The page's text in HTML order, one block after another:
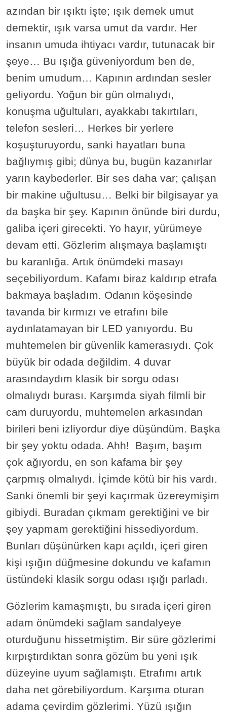
azından bir ışıktı işte; ışık demek umut
demektir, ışık varsa umut da vardır. Her
insanın umuda ihtiyacı vardır, tutunacak bir
şeye… Bu ışığa güveniyordum ben de,
benim umudum… Kapının ardından sesler
geliyordu. Yoğun bir gün olmalıydı,
konuşma uğultuları, ayakkabı takırtıları,
telefon sesleri… Herkes bir yerlere
koşuşturuyordu, sanki hayatları buna
bağlıymış gibi; dünya bu, bugün kazanırlar
yarın kaybederler. Bir ses daha var; çalışan
bir makine uğultusu… Belki bir bilgisayar ya
da başka bir şey. Kapının önünde biri durdu,
galiba içeri girecekti. Yo hayır, yürümeye
devam etti. Gözlerim alışmaya başlamıştı
bu karanlığa. Artık önümdeki masayı
seçebiliyordum. Kafamı biraz kaldırıp etrafa
bakmaya başladım. Odanın köşesinde
tavanda bir kırmızı ve etrafını bile
aydınlatamayan bir LED yanıyordu. Bu
muhtemelen bir güvenlik kamerasıydı. Çok
büyük bir odada değildim. 4 duvar
arasındaydım klasik bir sorgu odası
olmalıydı burası. Karşımda siyah filmli bir
cam duruyordu, muhtemelen arkasından
birileri beni izliyordur diye düşündüm. Başka
bir şey yoktu odada. Ahh! Başım, başım
çok ağıyordu, en son kafama bir şey
çarpmış olmalıydı. İçimde kötü bir his vardı.
Sanki önemli bir şeyi kaçırmak üzereymişim
gibiydi. Buradan çıkmam gerektiğini ve bir
şey yapmam gerektiğini hissediyordum.
Bunları düşünürken kapı açıldı, içeri giren
kişi ışığın düğmesine dokundu ve kafamın
üstündeki klasik sorgu odası ışığı parladı.
Gözlerim kamaşmıştı, bu sırada içeri giren
adam önümdeki sağlam sandalyeye
oturduğunu hissetmiştim. Bir süre gözlerimi
kırpıştırdıktan sonra gözüm bu yeni ışık
düzeyine uyum sağlamıştı. Etrafımı artık
daha net görebiliyordum. Karşıma oturan
adama çevirdim gözlerimi. Yüzü ışığın